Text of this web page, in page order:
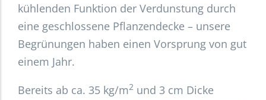
kühlenden Funktion der Verdunstung durch
eine geschlossene Pflanzendecke – unsere
Begrünungen haben einen Vorsprung von gut
einem Jahr.
Bereits ab ca. 35 kg/m2 und 3 cm Dicke